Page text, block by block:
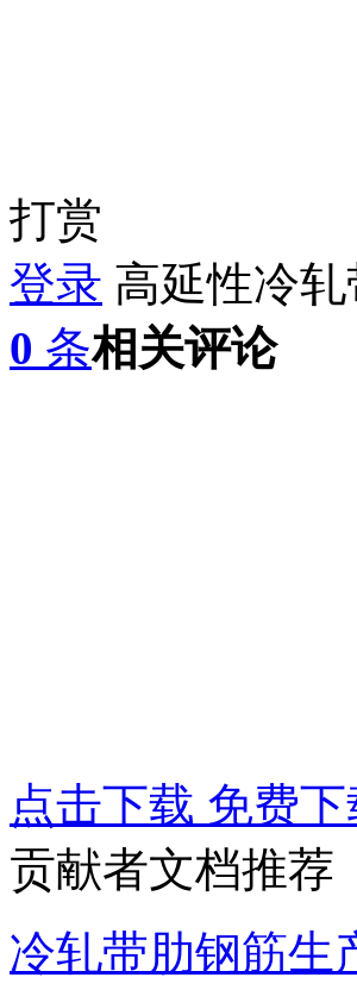
打赏
登录 高延性冷
0 条相关评论
点击下载 免费下
贡献者文档推荐
冷轧带肋钢筋生